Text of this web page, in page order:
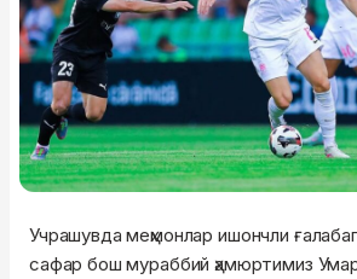
Учрашувда меҳмонлар ишончли
сафар бош мураббий ҳамюртимиз